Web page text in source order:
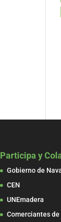
Participa y
Gobierno de
CEN
UNEmadera
Comerciantes de